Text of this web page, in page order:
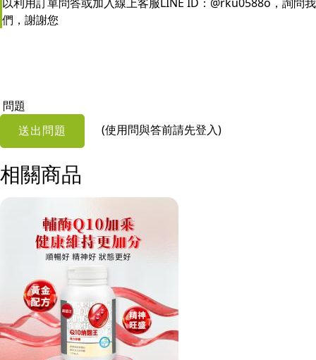
們，謝謝您
問題
送出問題 (使用問與答前請先登入)
相關商品